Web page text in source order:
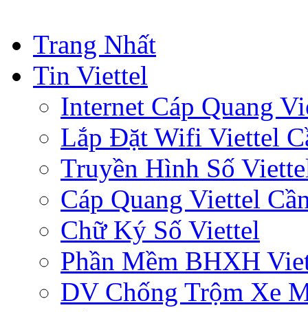
Trang Nhất
Tin Viettel
Internet Cáp Quang
Lắp Đặt Wifi Viettel
Truyền Hình Số
Cáp Quang Viettel
Chữ Ký Số Viettel
Phần Mềm BHXH
DV Chống Trộm Xe